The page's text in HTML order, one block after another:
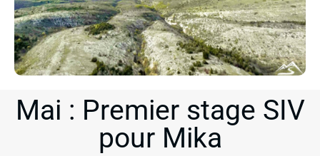
Mai : Premier stage SIV
pour Mika